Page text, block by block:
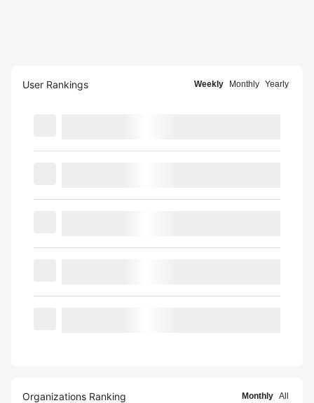
User Rankings Weekly Monthly Yearly
Organizations Ranking Monthly All